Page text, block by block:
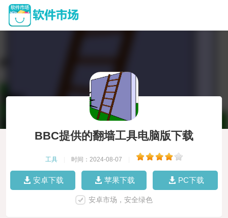
BBC提供的翻墙工具电脑版下载
工具 时间：2024-08-07
安卓下载 苹果下载 PC下载
安卓市场，安全绿色